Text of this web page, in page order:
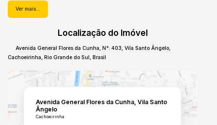
Atualmente
desocupada
branco para você moldar o ambiente ideal, seja para um
projeto inovador.
Pensando no conforto e funcionalidade, o imóvel conta
três banheiros bem distribuídos
importante para estabelecimentos que recebem grande
fluxo de clientes ou possuem uma equipe robusta. A
demandas do dia a dia comercial.
A localização é um dos grandes destaques. Situada na
Ver mais...
Localização do Imóvel
Avenida General Flores da Cunha,N°: 403,Vila Santo Ângelo,
Cachoeirinha, Rio Grande do Sul, Brasil
Avenida General Flores da Cunha Vila Santo
Ângelo
Cachoeirinha